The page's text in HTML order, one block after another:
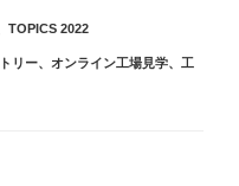
TOPICS 2022
リー、オンライン工場見学、工